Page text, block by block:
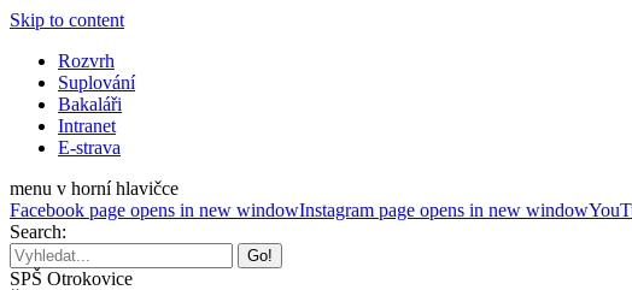
Skip to content
Rozvrh
Suplování
Bakaláři
Intranet
E-strava
menu v horní hlavičce
Facebook page opens in new windowInstagram page opens in new window
Search:
SPŠ Otrokovice